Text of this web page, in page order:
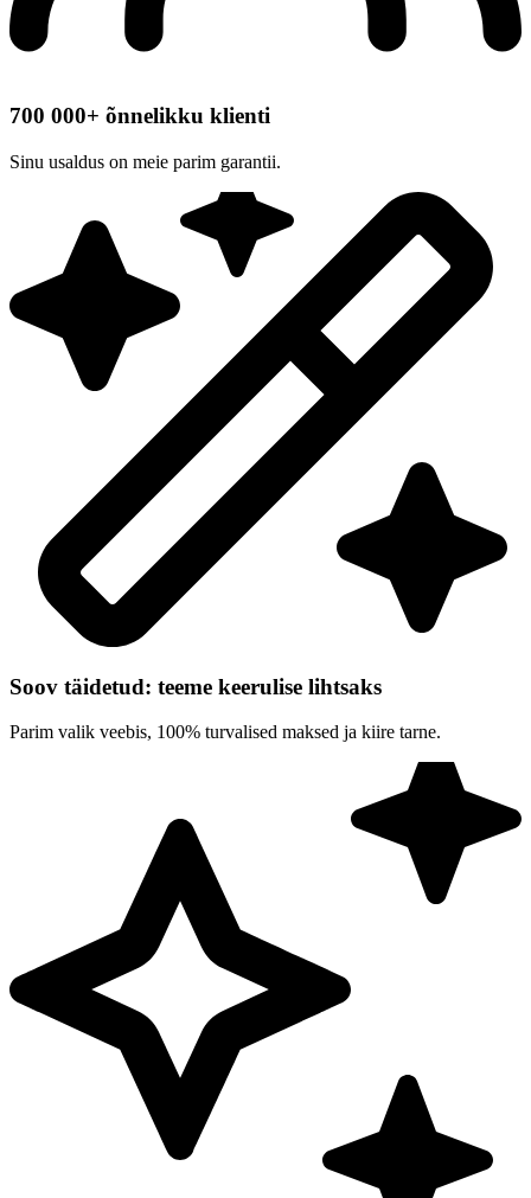
700 000+ õnnelikku klienti
Sinu usaldus on meie parim garantii.
Soov täidetud: teeme keerulise lihtsaks
Parim valik veebis, 100% turvalised maksed ja kiire tarne.